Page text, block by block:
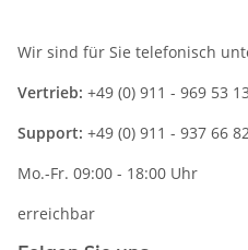
Wir sind für Sie telefonisch
Vertrieb: +49 (0) 911 - 969 53
Support: +49 (0) 911 - 937 66
Mo.-Fr. 09:00 - 18:00 Uhr
erreichbar